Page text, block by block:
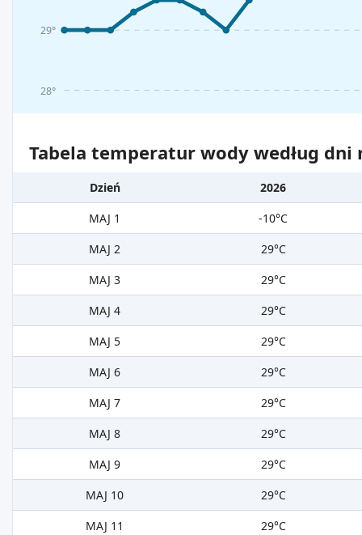
28°
29°
Tabela temperatur wody według dni
Dzień
2026
MAJ 1
-10°C
MAJ 2
29°C
MAJ 3
29°C
MAJ 4
29°C
MAJ 5
29°C
MAJ 6
29°C
MAJ 7
29°C
MAJ 8
29°C
MAJ 9
29°C
MAJ 10
29°C
MAJ 11
29°C